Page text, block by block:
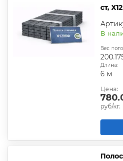
ст,
В
Длина:
6 м
Цена:
руб/кг.